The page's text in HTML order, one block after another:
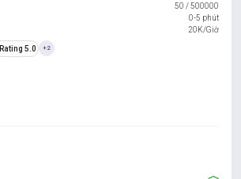
50 /500000
0-5 phút
20K/Giờ
Rating 5.0 +2